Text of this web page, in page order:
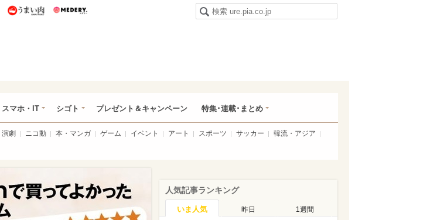
うまいパン うまい肉
スマホ・IT シゴト プレゼント＆キャンペーン 特集･連載･まとめ
演劇 ニコ動 本・マンガ ゲーム イベント アート スポーツ サッカー
韓流・アジア
人気記事ランキング
いま人気 昨日 1週間